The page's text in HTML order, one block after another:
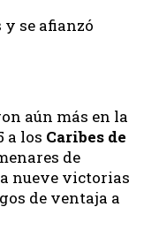
aún más en la
a los Caribes de
de
nueve victorias
de ventaja a